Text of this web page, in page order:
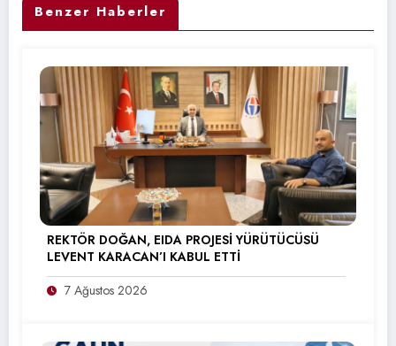
Benzer Haberler
REKTÖR DOĞAN, EIDA PROJESİ YÜRÜTÜCÜSÜ
LEVENT KARACAN’I KABUL ETTİ
7 Ağustos 2026